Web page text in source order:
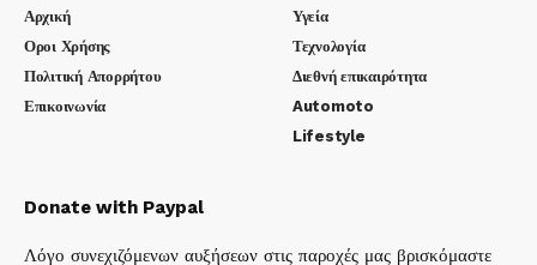
Αρχική
Οροι Χρήσης
Πολιτική Απορρήτου
Επικοινωνία
Υγεία
Τεχνολογία
Διεθνή επικαιρότητα
Automoto
Lifestyle
Donate with Paypal
Λόγο συνεχιζόμενων αυξήσεων στις παροχές μας βρισκόμαστε